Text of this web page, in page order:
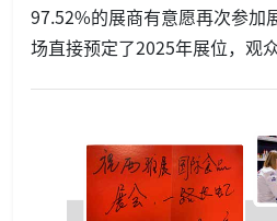
97.52%的展商有意愿再次参加
场直接预定了2025年展位，观